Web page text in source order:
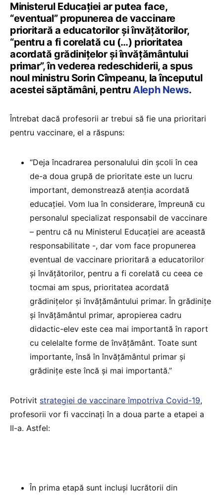
Ministerul Educației ar putea face,
“eventual” propunerea de vaccinare
prioritară a educatorilor și învățătorilor,
“pentru a fi corelată cu (…) prioritatea
acordată grădinițelor și învățământului
primar”, în vederea redeschiderii, a spus
noul ministru Sorin Cîmpeanu, la începutul
acestei săptămâni, pentruAleph News.
Întrebat dacă profesorii ar trebui să fie una prioritari
pentru vaccinare, el a răspuns:
“Deja încadrarea personalului din școli în cea
de-a doua grupă de prioritate este un lucru
important, demonstrează atenția acordată
educației. Vom lua în considerare, împreună cu
personalul specializat responsabil de vaccinare
– pentru că nu Ministerul Educației are această
responsabilitate -, dar vom face propunerea
eventual de vaccinare prioritară a educatorilor
și învățătorilor, pentru a fi corelată cu ceea ce
tocmai am spus, prioritatea acordată
grădinițelor și învățământului primar. În grădinițe
și învățământul primar, apropierea cadru
didactic-elev este cea mai importantă în raport
cu celelalte forme de învățământ. Toate sunt
importante, însă în învățământul primar și
grădinițe este încă și mai importantă.”
Potrivit strategiei de vaccinare împotriva Covid-19,
profesorii vor fi vaccinați în a doua parte a etapei a
II-a. Astfel:
În prima etapă sunt incluși lucrătorii din